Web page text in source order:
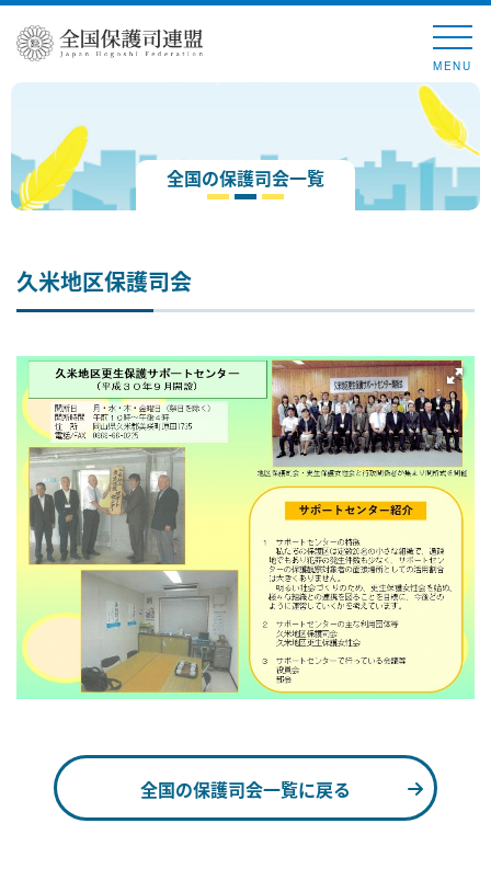
MENU
全国の保護司会一覧
久米地区保護司会
全国の保護司会一覧に戻る